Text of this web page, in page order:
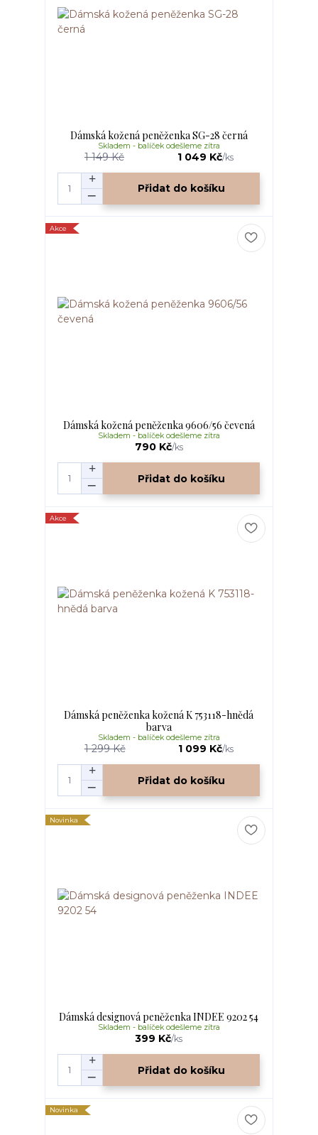
Dámská kožená peněženka SG-28 černá
1 149 Kč 1 049 Kč/ks
Skladem - balíček odešleme zítra
Přidat do košíku
Akce
Dámská kožená peněženka 9606/56 čevená
790 Kč/ks
Skladem - balíček odešleme zítra
Přidat do košíku
Akce
Dámská peněženka kožená K 753118-hnědá
barva
1 299 Kč 1 099 Kč/ks
Skladem - balíček odešleme zítra
Přidat do košíku
Novinka
Dámská designová peněženka INDEE 9202 54
399 Kč/ks
Skladem - balíček odešleme zítra
Přidat do košíku
Novinka